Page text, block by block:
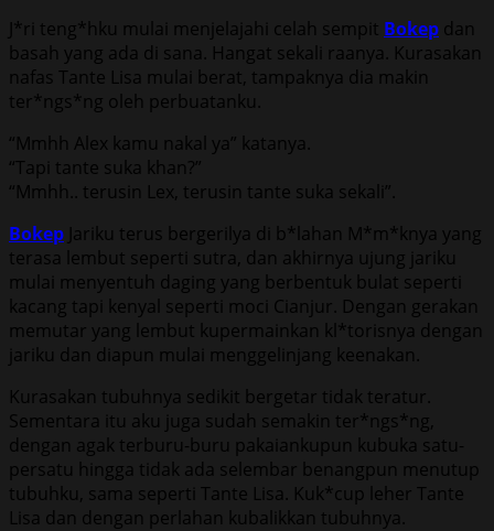
J*ri teng*hku mulai menjelajahi celah sempit Bokep dan
basah yang ada di sana. Hangat sekali raanya. Kurasakan
nafas Tante Lisa mulai berat, tampaknya dia makin
ter*ngs*ng oleh perbuatanku.
“Mmhh Alex kamu nakal ya” katanya.
“Tapi tante suka khan?”
“Mmhh.. terusin Lex, terusin tante suka sekali”.
Bokep Jariku terus bergerilya di b*lahan M*m*knya yang
terasa lembut seperti sutra, dan akhirnya ujung jariku
mulai menyentuh daging yang berbentuk bulat seperti
kacang tapi kenyal seperti moci Cianjur. Dengan gerakan
memutar yang lembut kupermainkan kl*torisnya dengan
jariku dan diapun mulai menggelinjang keenakan.
Kurasakan tubuhnya sedikit bergetar tidak teratur.
Sementara itu aku juga sudah semakin ter*ngs*ng,
dengan agak terburu-buru pakaiankupun kubuka satu-
persatu hingga tidak ada selembar benangpun menutup
tubuhku, sama seperti Tante Lisa. Kuk*cup leher Tante
Lisa dan dengan perlahan kubalikkan tubuhnya.